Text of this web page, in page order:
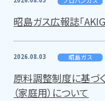
昭島ガス広報誌「
2026.08.03 昭島ガス
原料調整制度に基づ
（家庭用）について